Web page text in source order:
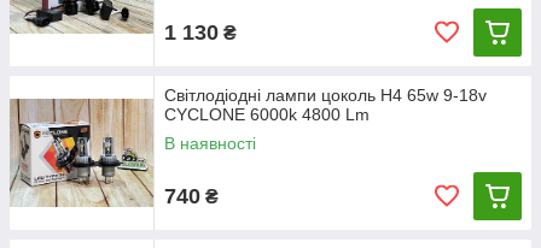
1 130 ₴
Світлодіодні лампи цоколь H4 65w 9-18v
CYCLONE 6000k 4800 Lm
В наявності
740 ₴